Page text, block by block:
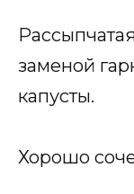
заменой
капусты.
Хорошо